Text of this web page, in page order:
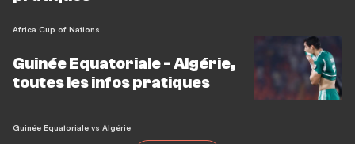
Africa Cup of Nations
Guinée Equatoriale - Algérie,
toutes les infos pratiques
Guinée Equatoriale vs Algérie